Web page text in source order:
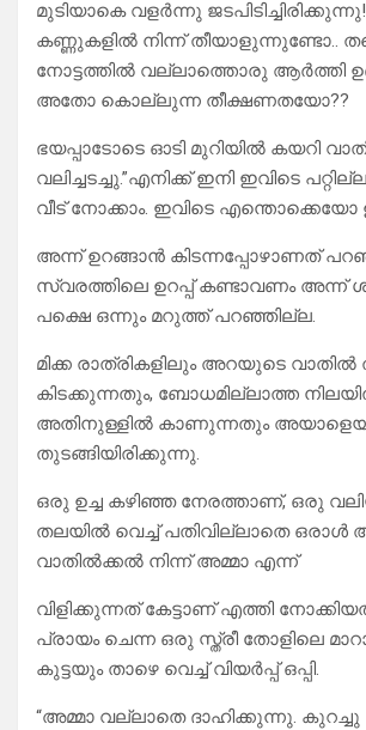
മുടിയാകെ വളർന്നു ജടപിടിച്ചിരിക്കുന്നു!
കണ്ണുകളിൽ നിന്ന് തീയാളുന്നുണ്ടോ..
നോട്ടത്തിൽ വല്ലാത്തൊരു ആർത്തി
അതോ കൊല്ലുന്ന തീക്ഷണതയോ??
ഭയപ്പാടോടെ ഓടി മുറിയിൽ കയറി
വലിച്ചടച്ചു.”എനിക്ക് ഇനി ഇവിടെ
വീട് നോക്കാം. ഇവിടെ എന്തൊക്കെയോ
അന്ന് ഉറങ്ങാൻ കിടന്നപ്പോഴാണത്
സ്വരത്തിലെ ഉറപ്പ് കണ്ടാവണം അന്ന്
പക്ഷെ ഒന്നും മറുത്ത് പറഞ്ഞില്ല.
മിക്ക രാത്രികളിലും അറയുടെ
കിടക്കുന്നതും, ബോധമില്ലാത്ത
അതിനുള്ളിൽ കാണുന്നതും
തുടങ്ങിയിരിക്കുന്നു.
ഒരു ഉച്ച കഴിഞ്ഞ നേരത്താണ്, ഒരു
തലയിൽ വെച്ച് പതിവില്ലാതെ ഒരാൾ
വാതിൽക്കൽ നിന്ന് അമ്മാ എന്ന്
വിളിക്കുന്നത് കേട്ടാണ് എത്തി
പ്രായം ചെന്ന ഒരു സ്ത്രീ തോളിലെ
കുട്ടയും താഴെ വെച്ച് വിയർപ്പ് ഒപ്പി.
“അമ്മാ വല്ലാതെ ദാഹിക്കുന്നു. കുറച്ചു